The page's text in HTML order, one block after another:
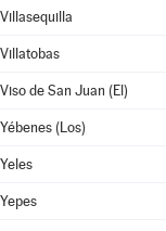
Villasequilla
Villatobas
Viso de San Juan (El)
Yébenes (Los)
Yeles
Yepes